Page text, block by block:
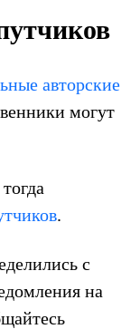
авторские
могут
.
с
на